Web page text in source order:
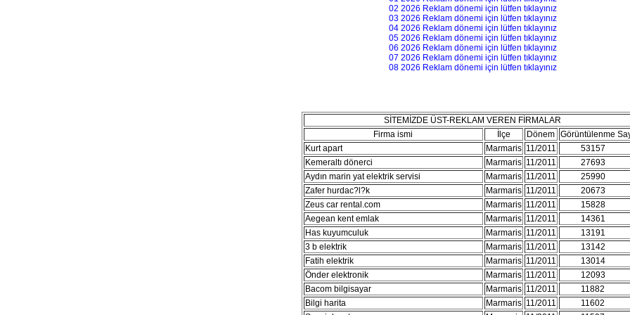
02 2026 Reklam dönemi için lütfen tıklayınız
03 2026 Reklam dönemi için lütfen tıklayınız
04 2026 Reklam dönemi için lütfen tıklayınız
05 2026 Reklam dönemi için lütfen tıklayınız
06 2026 Reklam dönemi için lütfen tıklayınız
07 2026 Reklam dönemi için lütfen tıklayınız
08 2026 Reklam dönemi için lütfen tıklayınız
SİTEMİZDE ÜST-REKLAM VEREN FİRMALAR
Firma ismi
İlçe Dönem Görüntülenme
Kurt apart
Marmaris 11/2011 53157
Kemeraltı dönerci
Marmaris 11/2011 27693054
Aydın marin yat elektrik servisi
Marmaris 11/2011 25990042
Zafer hurdac?l?k
Marmaris 11/2011 20673000
Zeus car rental.com
Marmaris 11/2011 15828018
Aegean kent emlak
Marmaris 11/2011 14361
Has kuyumculuk
Marmaris 11/2011 13191
3 b elektrik
Marmaris 11/2011 13142
Fatih elektrik
Marmaris 11/2011 13014024
Önder elektronik
Marmaris 11/2011 12093041
Bacom bilgisayar
Marmaris 11/2011 11882
Bilgi harita
Marmaris 11/2011 11602